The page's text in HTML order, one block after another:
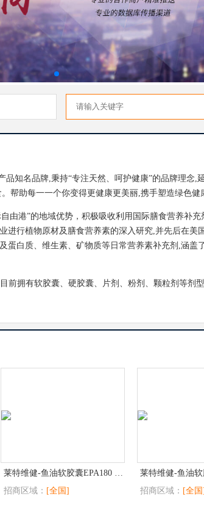
知名品牌,秉持“专注天然、呵护健康”的品牌理念,
帮助每一一个你变得更健康更美丽,携手塑造绿色健
港”的地域优势，积极吸收利用国际膳食营养补充
进行植物原材及膳食营养素的深入研究,并先后在
蛋白质、维生素、矿物质等日常营养素补充剂,涵盖
拥有软胶囊、硬胶囊、片剂、粉剂、颗粒剂等剂型
莱特维健-鱼油软胶囊EPA180 DHA120
招商区域： [全国]
招商区域： [全国]